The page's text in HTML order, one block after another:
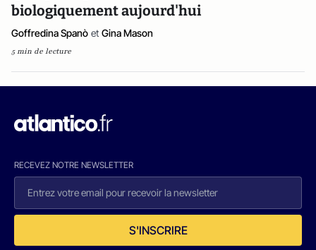
biologiquement aujourd'hui
Goffredina Spanò et Gina Mason
5 min de lecture
RECEVEZ NOTRE NEWSLETTER
S'INSCRIRE